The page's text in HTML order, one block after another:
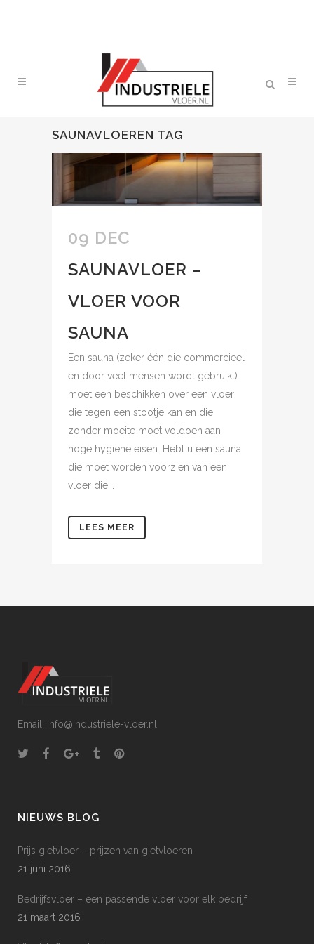
SAUNAVLOEREN TAG
09 DEC
SAUNAVLOER –
VLOER VOOR
SAUNA
Een sauna (zeker één die commercieel
en door veel mensen wordt gebruikt)
moet een beschikken over een vloer
die tegen een stootje kan en die
zonder moeite moet voldoen aan
hoge hygiëne eisen. Hebt u een sauna
die moet worden voorzien van een
vloer die...
LEES MEER
Email: info@industriele-vloer.nl
NIEUWS BLOG
Prijs gietvloer – prijzen van gietvloeren
21 juni 2016
Bedrijfsvloer – een passende vloer voor elk bedrijf
21 maart 2016